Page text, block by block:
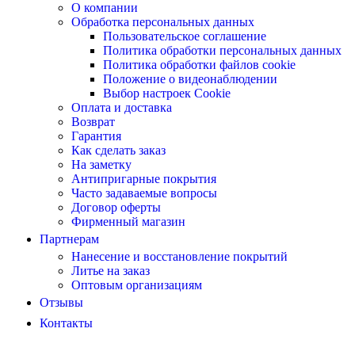
О компании
Обработка персональных данных
Пользовательское соглашение
Политика обработки персональных данных
Политика обработки файлов cookie
Положение о видеонаблюдении
Выбор настроек Cookie
Оплата и доставка
Возврат
Гарантия
Как сделать заказ
На заметку
Антипригарные покрытия
Часто задаваемые вопросы
Договор оферты
Фирменный магазин
Партнерам
Нанесение и восстановление покрытий
Литье на заказ
Оптовым организациям
Отзывы
Контакты